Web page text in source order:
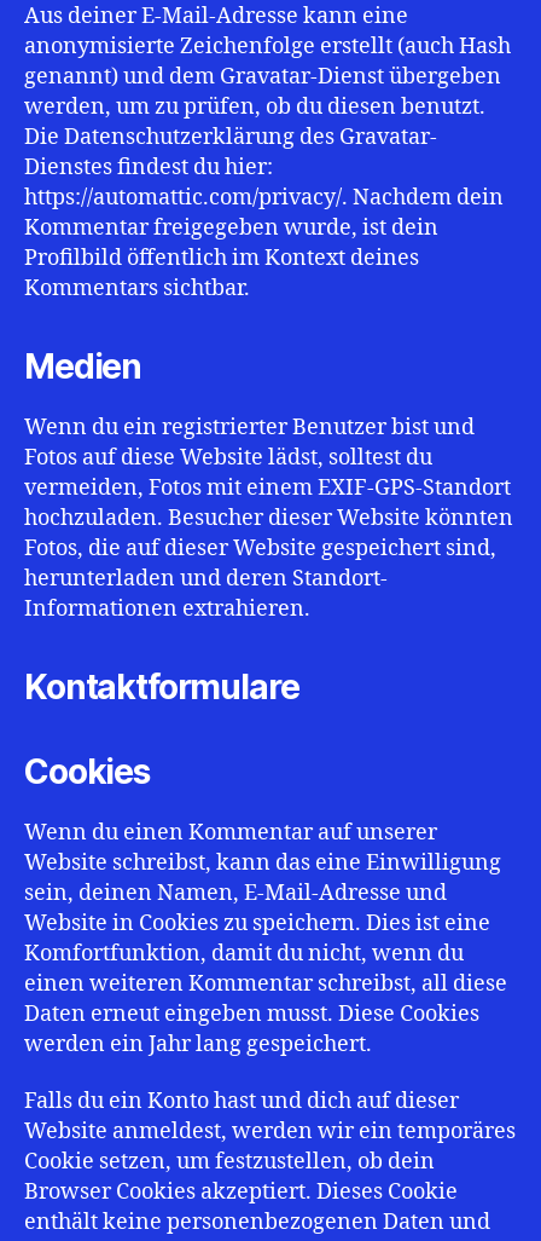
Aus deiner E-Mail-Adresse kann eine
anonymisierte Zeichenfolge erstellt (auch Hash
genannt) und dem Gravatar-Dienst übergeben
werden, um zu prüfen, ob du diesen benutzt.
Die Datenschutzerklärung des Gravatar-
Dienstes findest du hier:
https://automattic.com/privacy/. Nachdem dein
Kommentar freigegeben wurde, ist dein
Profilbild öffentlich im Kontext deines
Kommentars sichtbar.
Medien
Wenn du ein registrierter Benutzer bist und
Fotos auf diese Website lädst, solltest du
vermeiden, Fotos mit einem EXIF-GPS-Standort
hochzuladen. Besucher dieser Website könnten
Fotos, die auf dieser Website gespeichert sind,
herunterladen und deren Standort-
Informationen extrahieren.
Kontaktformulare
Cookies
Wenn du einen Kommentar auf unserer
Website schreibst, kann das eine Einwilligung
sein, deinen Namen, E-Mail-Adresse und
Website in Cookies zu speichern. Dies ist eine
Komfortfunktion, damit du nicht, wenn du
einen weiteren Kommentar schreibst, all diese
Daten erneut eingeben musst. Diese Cookies
werden ein Jahr lang gespeichert.
Falls du ein Konto hast und dich auf dieser
Website anmeldest, werden wir ein temporäres
Cookie setzen, um festzustellen, ob dein
Browser Cookies akzeptiert. Dieses Cookie
enthält keine personenbezogenen Daten und